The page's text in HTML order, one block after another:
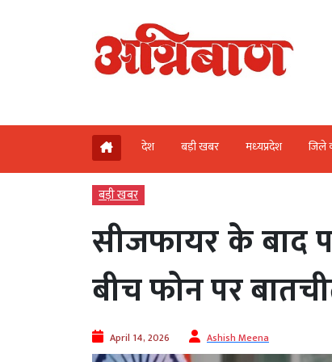
देश बड़ी खबर मध्‍यप्रदेश जिले
बड़ी खबर
सीजफायर के बाद
बीच फोन पर
April 14, 2026 Ashish Meena